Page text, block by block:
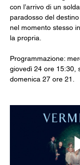
con l’arrivo di un
paradosso del
nel momento stesso
la propria.
Programmazione:
giovedì 24 ore 15:30,
domenica 27 ore 21.